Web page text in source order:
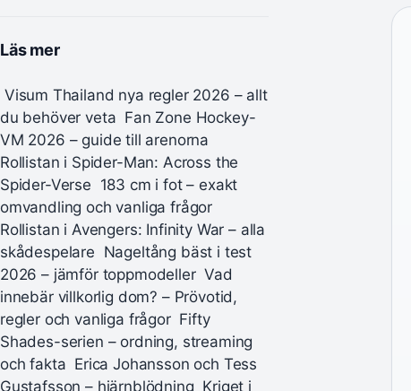
Läs mer
Visum Thailand nya regler 2026 – allt
du behöver veta Fan Zone Hockey-
VM 2026 – guide till arenorna
Rollistan i Spider-Man: Across the
Spider-Verse 183 cm i fot – exakt
omvandling och vanliga frågor
Rollistan i Avengers: Infinity War – alla
skådespelare Nageltång bäst i test
2026 – jämför toppmodeller Vad
innebär villkorlig dom? – Prövotid,
regler och vanliga frågor Fifty
Shades-serien – ordning, streaming
och fakta Erica Johansson och Tess
Gustafsson – hjärnblödning Kriget i